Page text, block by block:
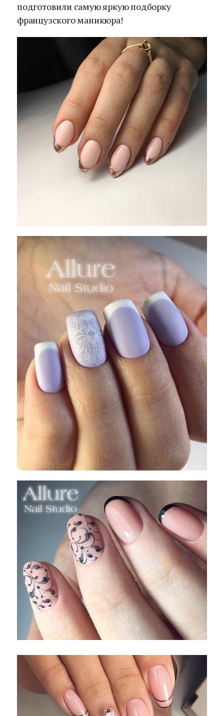
подготовили самую яркую подборку
французского маникюра!